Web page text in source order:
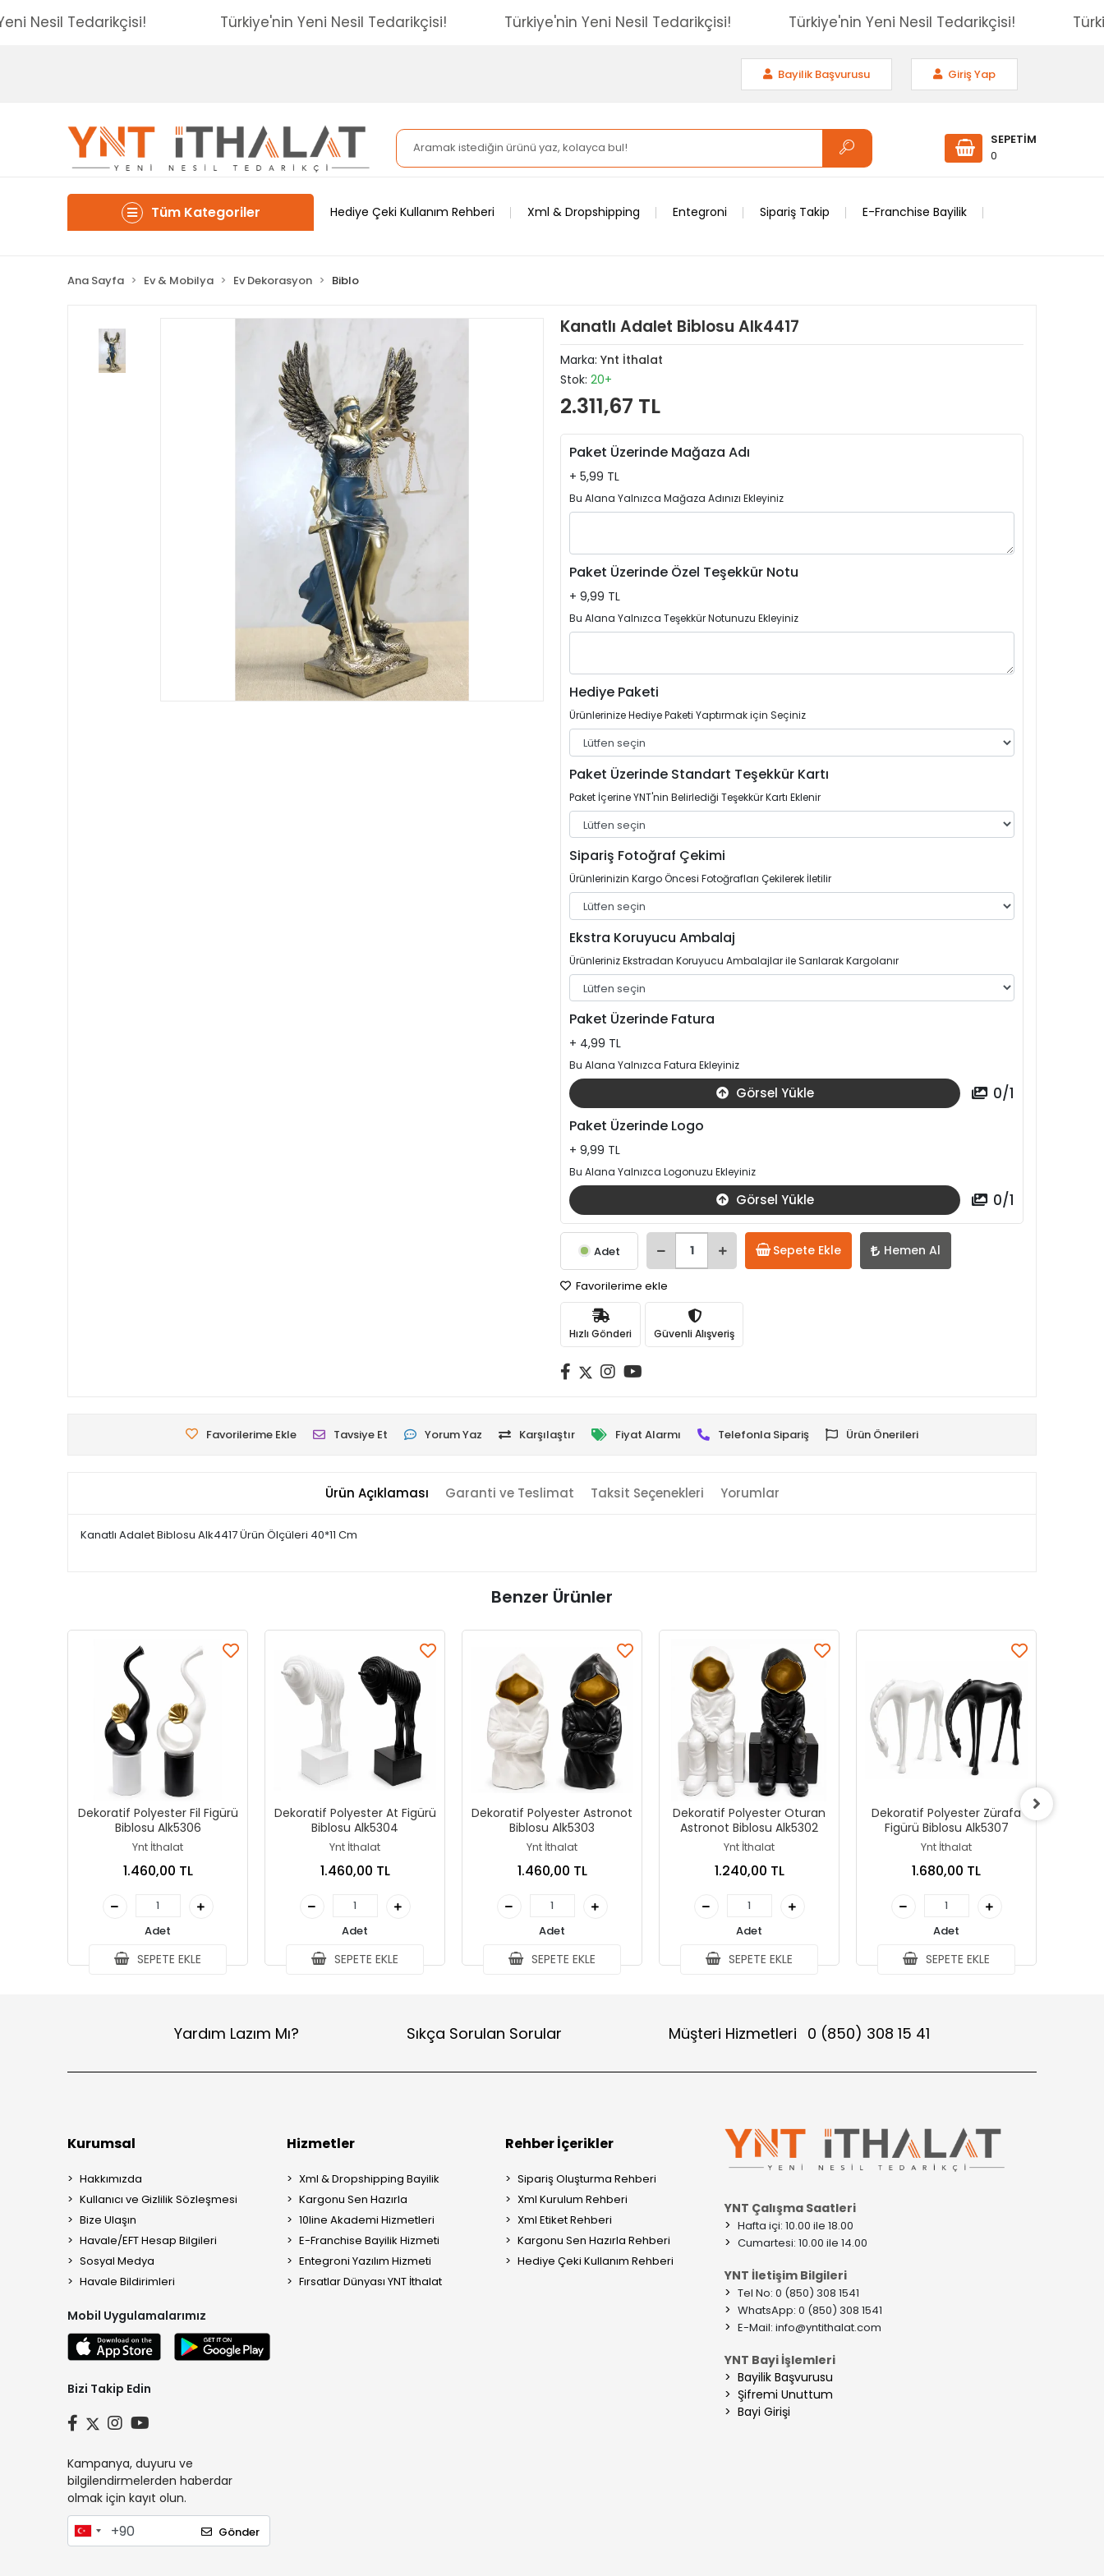
Yeni Nesil Tedarikçisi! Türkiye'nin Yeni Nesil Tedarikçisi! Türkiye'nin Yeni Nesil Tedarikçisi! Türkiye'nin Yeni Nesil Tedarikçisi!
Giriş Yap
Bayilik Başvurusu
SEPETİM
0
Tüm Kategoriler Hediye Çeki Kullanım Rehberi Xml & Dropshipping Entegroni Sipariş Takip E-Franchise Bayilik
Ana Sayfa Ev & Mobilya Ev Dekorasyon Biblo
Kanatlı Adalet Biblosu Alk4417
Marka: Ynt İthalat
Stok: 20+
2.311,67 TL
Paket Üzerinde Mağaza Adı
+ 5,99 TL
Bu Alana Yalnızca Mağaza Adınızı Ekleyiniz
Paket Üzerinde Özel Teşekkür Notu
+ 9,99 TL
Bu Alana Yalnızca Teşekkür Notunuzu Ekleyiniz
Hediye Paketi
Ürünlerinize Hediye Paketi Yaptırmak için Seçiniz
Paket Üzerinde Standart Teşekkür Kartı
Paket İçerine YNT'nin Belirlediği Teşekkür Kartı Eklenir
Sipariş Fotoğraf Çekimi
Ürünlerinizin Kargo Öncesi Fotoğrafları Çekilerek İletilir
Ekstra Koruyucu Ambalaj
Ürünleriniz Ekstradan Koruyucu Ambalajlar ile Sarılarak Kargolanır
Paket Üzerinde Fatura
+ 4,99 TL
Bu Alana Yalnızca Fatura Ekleyiniz
Görsel Yükle 0/1
Paket Üzerinde Logo
+ 9,99 TL
Bu Alana Yalnızca Logonuzu Ekleyiniz
Görsel Yükle 0/1
Adet Sepete Ekle Hemen Al
Favorilerime ekle
Hızlı Gönderi Güvenli Alışveriş
Favorilerime Ekle Tavsiye Et Yorum Yaz Karşılaştır Fiyat Alarmı Telefonla Sipariş Ürün Önerileri
Ürün Açıklaması Garanti ve Teslimat Taksit Seçenekleri Yorumlar
Kanatlı Adalet Biblosu Alk4417 Ürün Ölçüleri 40*11 Cm
Benzer Ürünler
Dekoratif Polyester Fil Figürü
Biblosu Alk5306
Ynt İthalat
1.460,00 TL
Adet
SEPETE EKLE
Dekoratif Polyester At Figürü
Biblosu Alk5304
Ynt İthalat
1.460,00 TL
Adet
SEPETE EKLE
Dekoratif Polyester Astronot
Biblosu Alk5303
Ynt İthalat
1.460,00 TL
Adet
SEPETE EKLE
Dekoratif Polyester Oturan
Astronot Biblosu Alk5302
Ynt İthalat
1.240,00 TL
Adet
SEPETE EKLE
Dekoratif Polyester Zürafa
Figürü Biblosu Alk5307
Ynt İthalat
1.680,00 TL
Adet
SEPETE EKLE
Yardım Lazım Mı? Sıkça Sorulan Sorular Müşteri Hizmetleri 0 (850) 308 15 41
Kurumsal
Hakkımızda
Kullanıcı ve Gizlilik Sözleşmesi
Bize Ulaşın
Havale/EFT Hesap Bilgileri
Sosyal Medya
Havale Bildirimleri
Mobil Uygulamalarımız
Bizi Takip Edin
Kampanya, duyuru ve
bilgilendirmelerden haberdar
olmak için kayıt olun.
Gönder
Hizmetler
Xml & Dropshipping Bayilik
Kargonu Sen Hazırla
10line Akademi Hizmetleri
E-Franchise Bayilik Hizmeti
Entegroni Yazılım Hizmeti
Fırsatlar Dünyası YNT İthalat
Rehber İçerikler
Sipariş Oluşturma Rehberi
Xml Kurulum Rehberi
Xml Etiket Rehberi
Kargonu Sen Hazırla Rehberi
Hediye Çeki Kullanım Rehberi
YNT Çalışma Saatleri
> Hafta içi: 10.00 ile 18.00
> Cumartesi: 10.00 ile 14.00
YNT İletişim Bilgileri
> Tel No: 0 (850) 308 1541
> WhatsApp: 0 (850) 308 1541
> E-Mail: info@yntithalat.com
YNT Bayi İşlemleri
> Bayilik Başvurusu
> Şifremi Unuttum
> Bayi Girişi